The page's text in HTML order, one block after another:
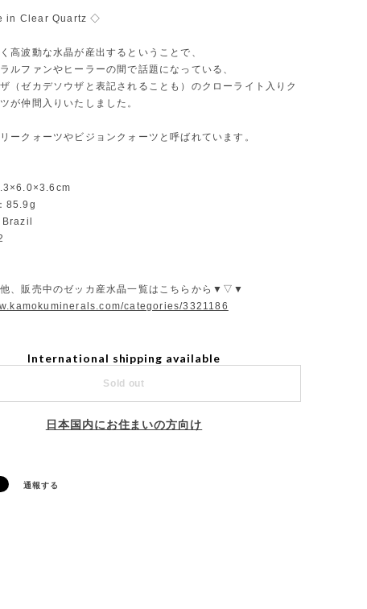
in Clear Quartz ◇
高波動な水晶が産出するということで、
ルファンやヒーラーの間で話題になっている、
（ゼカデソウザと表記されることも）のクローライト入りク
が仲間入りいたしました。
ークォーツやビジョンクォーツと呼ばれています。
85.9g
販売中のゼッカ産水晶一覧はこちらから▼▽▼
categories/3321186
International shipping available
Sold out
日本国内にお住まいの方向け
通報する